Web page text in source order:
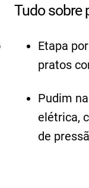
Tudo sobre
Etapa
pratos
Pudim
elétrica,
de